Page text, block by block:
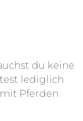
du keine
lediglich
Pferden